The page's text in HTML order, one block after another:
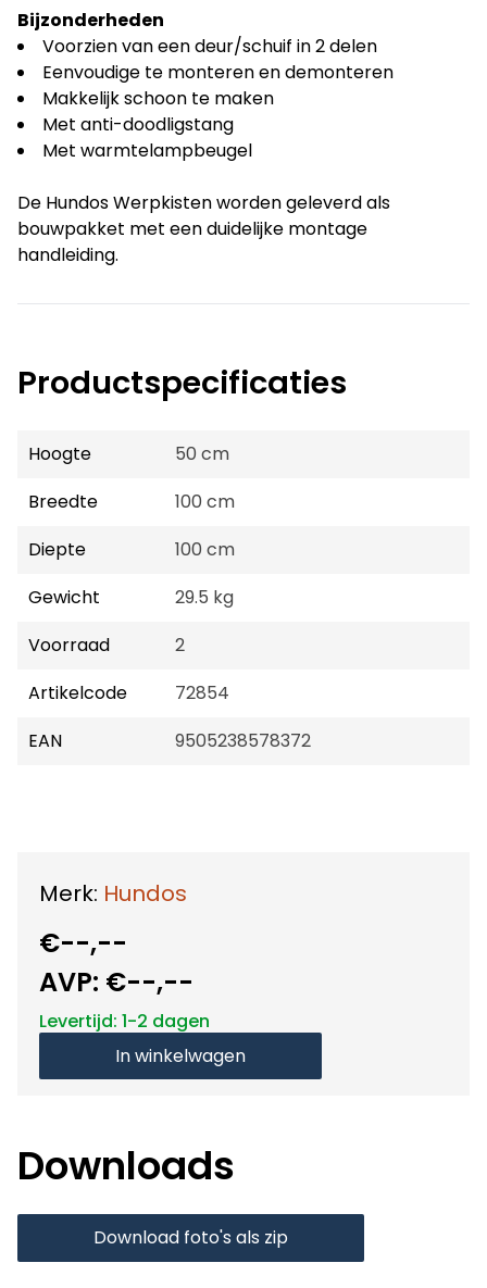
Bijzonderheden
Voorzien van een deur/schuif in 2 delen
Eenvoudige te monteren en demonteren
Makkelijk schoon te maken
Met anti-doodligstang
Met warmtelampbeugel
De Hundos Werpkisten worden geleverd als
bouwpakket met een duidelijke montage
handleiding.
Productspecificaties
Hoogte
50 cm
Breedte
100 cm
Diepte
100 cm
Gewicht
29.5 kg
Voorraad
2
Artikelcode
72854
EAN
9505238578372
Merk: Hundos
€--,--
AVP: €--,--
Levertijd: 1-2 dagen
In winkelwagen
Downloads
Download foto's als zip